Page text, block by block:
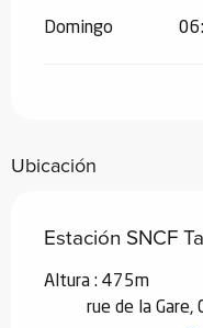
Domingo
Ubicación
Estación SNCF
Altura : 475m
rue de la Gare,